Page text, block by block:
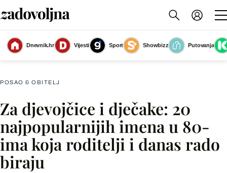
Dnevnik.hr Vijesti Sport Showbizz
Putovanja
Slika nije dostupna
POSAO & OBITELJ
Za djevojčice i dječake: 20
najpopularnijih imena u 80-
ima koja roditelji i danas rado
biraju
Facebook
X